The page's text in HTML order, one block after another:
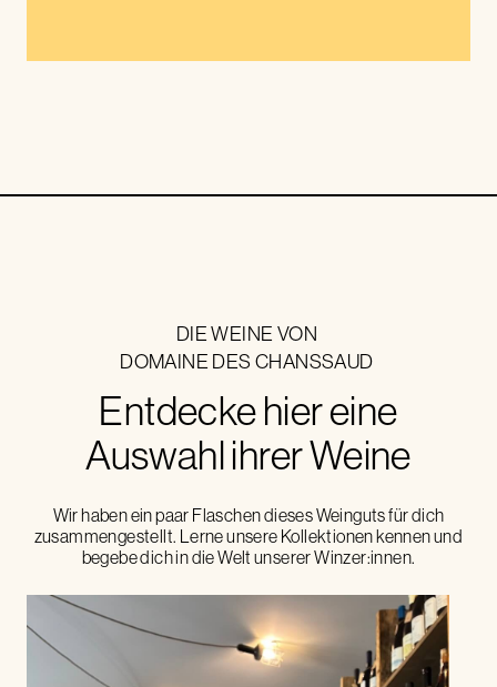
DIE WEINE VON
DOMAINE DES CHANSSAUD
Entdecke hier eine
Auswahl ihrer Weine
Wir haben ein paar Flaschen dieses Weinguts für dich
zusammengestellt. Lerne unsere Kollektionen kennen und
begebe dich in die Welt unserer Winzer:innen.